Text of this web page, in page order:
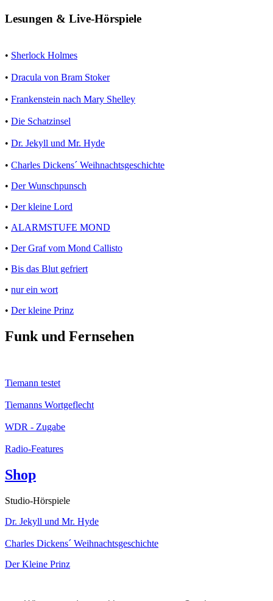
Lesungen & Live-Hörspiele
• Sherlock Holmes
• Dracula von Bram Stoker
• Frankenstein nach Mary Shelley
• Die Schatzinsel
• Dr. Jekyll und Mr. Hyde
• Charles Dickens´ Weihnachtsgeschichte
• Der Wunschpunsch
• Der kleine Lord
• ALARMSTUFE MOND
• Der Graf vom Mond Callisto
• Bis das Blut gefriert
• nur ein wort
• Der kleine Prinz
Funk und Fernsehen
Tiemann testet
Tiemanns Wortgeflecht
WDR - Zugabe
Radio-Features
Shop
Studio-Hörspiele
Dr. Jekyll und Mr. Hyde
Charles Dickens´ Weihnachtsgeschichte
Der Kleine Prinz